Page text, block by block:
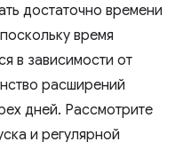
достаточно времени
время
в зависимости от
расширений
дней. Рассмотрите
и регулярной